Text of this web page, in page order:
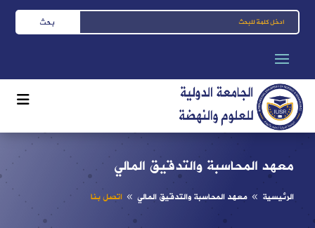
معهد المحاسبة والتدقيق المالي
الرئيسية 8 معهد المحاسبة والتدقيق المالي 8 اتصل بنا